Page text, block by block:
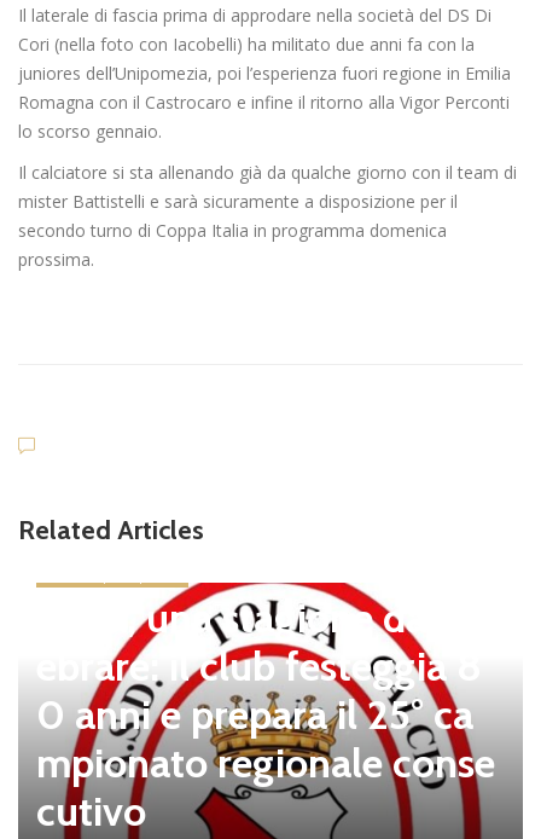
Il laterale di fascia prima di approdare nella società del DS Di
Cori (nella foto con Iacobelli) ha militato due anni fa con la
juniores dell’Unipomezia, poi l’esperienza fuori regione in Emilia
Romagna con il Castrocaro e infine il ritorno alla Vigor Perconti
lo scorso gennaio.
Il calciatore si sta allenando già da qualche giorno con il team di
mister Battistelli e sarà sicuramente a disposizione per il
secondo turno di Coppa Italia in programma domenica
prossima.
Related Articles
Tolfa, una stagione da cel
ebrare: il club festeggia 8
0 anni e prepara il 25° ca
mpionato regionale conse
cutivo